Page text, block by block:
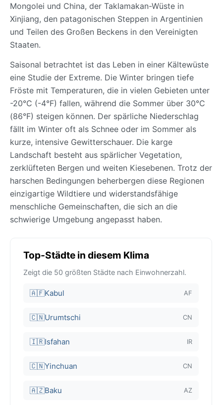
Mongolei und China, der Taklamakan-Wüste in
Xinjiang, den patagonischen Steppen in Argentinien
und Teilen des Großen Beckens in den Vereinigten
Staaten.
Saisonal betrachtet ist das Leben in einer Kältewüste
eine Studie der Extreme. Die Winter bringen tiefe
Fröste mit Temperaturen, die in vielen Gebieten unter
-20°C (-4°F) fallen, während die Sommer über 30°C
(86°F) steigen können. Der spärliche Niederschlag
fällt im Winter oft als Schnee oder im Sommer als
kurze, intensive Gewitterschauer. Die karge
Landschaft besteht aus spärlicher Vegetation,
zerklüfteten Bergen und weiten Kiesebenen. Trotz der
harschen Bedingungen beherbergen diese Regionen
einzigartige Wildtiere und widerstandsfähige
menschliche Gemeinschaften, die sich an die
schwierige Umgebung angepasst haben.
Top-Städte in diesem Klima
Zeigt die 50 größten Städte nach Einwohnerzahl.
🇦🇫Kabul AF
🇨🇳Urumtschi CN
🇮🇷Isfahan IR
🇨🇳Yinchuan CN
🇦🇿Baku AZ